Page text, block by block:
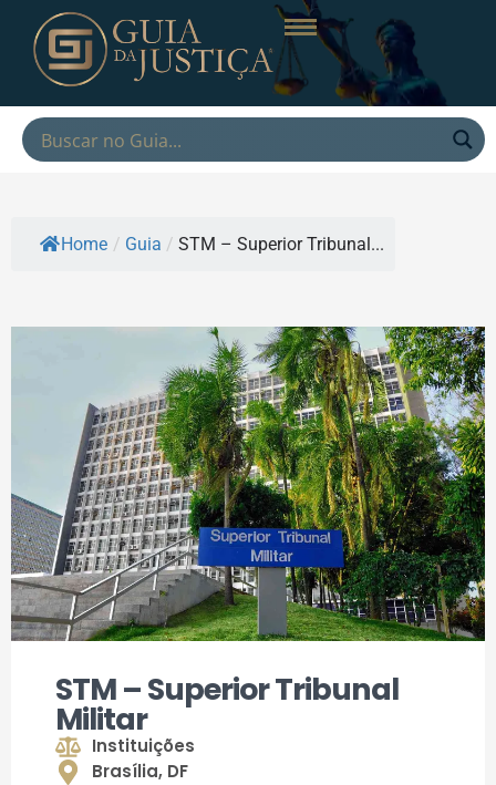
Home / Guia / STM – Superior Tribunal...
STM – Superior Tribunal
Militar
Instituições
Brasília, DF